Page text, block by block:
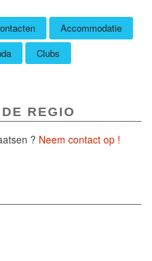
Accommodatie
Clubs
REGIO
? Neem contact op !